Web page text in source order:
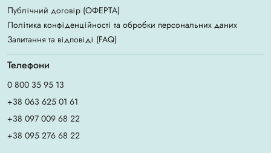
Публічний договір (ОФЕРТА)
Політика конфіденційності та обробки персональних даних
Запитання та відповіді (FAQ)
Телефони
0 800 35 95 13
+38 063 625 01 61
+38 097 009 68 22
+38 095 276 68 22